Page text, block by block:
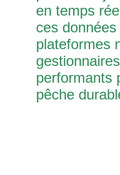
en temps
ces
plateformes
performants
pêche